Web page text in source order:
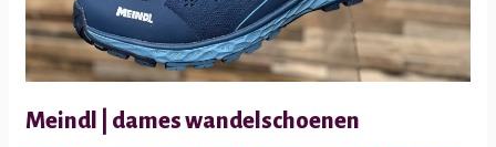
Meindl | dames wandelschoenen